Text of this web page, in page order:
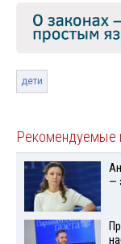
дети
Рекомендуемые
—